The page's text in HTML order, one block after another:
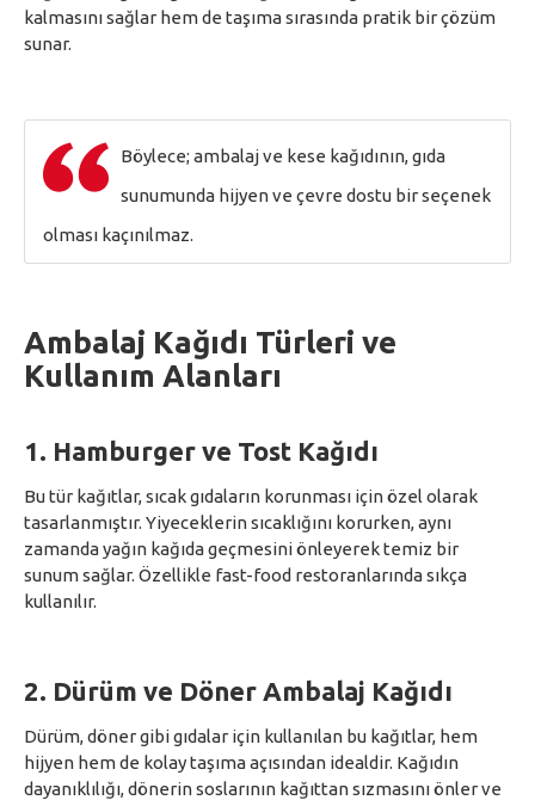
kalmasını sağlar hem de taşıma sırasında pratik bir çözüm
sunar.
Böylece; ambalaj ve kese kağıdının, gıda
sunumunda hijyen ve çevre dostu bir seçenek
olması kaçınılmaz.
Ambalaj Kağıdı Türleri ve
Kullanım Alanları
1. Hamburger ve Tost Kağıdı
Bu tür kağıtlar, sıcak gıdaların korunması için özel olarak
tasarlanmıştır. Yiyeceklerin sıcaklığını korurken, aynı
zamanda yağın kağıda geçmesini önleyerek temiz bir
sunum sağlar. Özellikle fast-food restoranlarında sıkça
kullanılır.
2. Dürüm ve Döner Ambalaj Kağıdı
Dürüm, döner gibi gıdalar için kullanılan bu kağıtlar, hem
hijyen hem de kolay taşıma açısından idealdir. Kağıdın
dayanıklılığı, dönerin soslarının kağıttan sızmasını önler ve